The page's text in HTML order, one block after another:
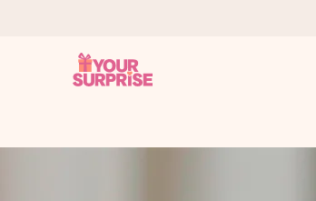
vous puissiez l’offrir au bon moment, quand